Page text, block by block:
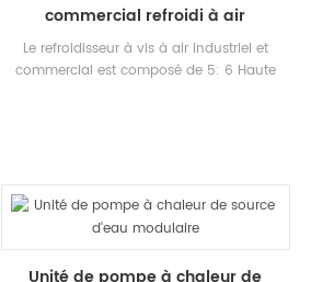
commercial refroidi à air
Le refroidisseur à vis à air industriel et
commercial est composé de 5: 6 Haute
largement dans des industries industries.
Unité de pompe à chaleur de